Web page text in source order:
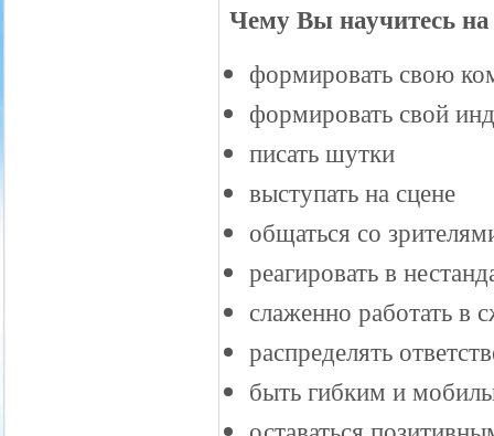
Чему Вы научитесь
формировать свою
формировать свой
писать шутки
выступать на сцене
общаться со
реагировать в
слаженно работать в
распределять
быть гибким и